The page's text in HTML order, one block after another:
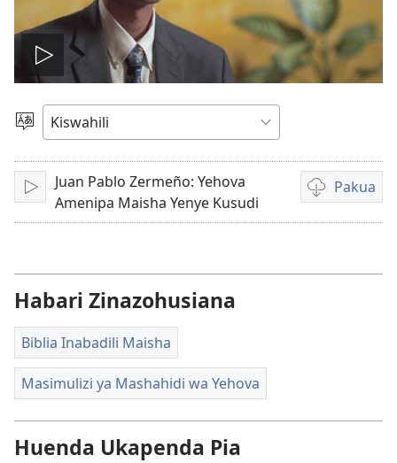
Cheza
video
Chagua
Lugha
Cheza
Juan Pablo Zermeño: Yehova
Amenipa Maisha Yenye Kusudi
Pakua
Kupakua
rekodi
Habari Zinazohusiana
Biblia Inabadili Maisha
Masimulizi ya Mashahidi wa Yehova
Huenda Ukapenda Pia